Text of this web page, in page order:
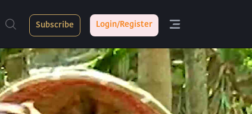
Subscribe Login/Register